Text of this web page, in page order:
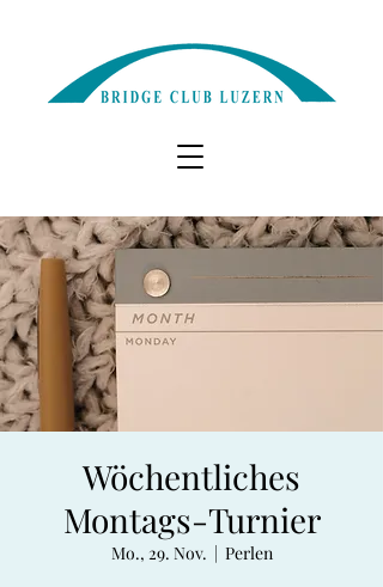
Wöchentliches
Montags-Turnier
Mo., 29. Nov.
  |
Perlen